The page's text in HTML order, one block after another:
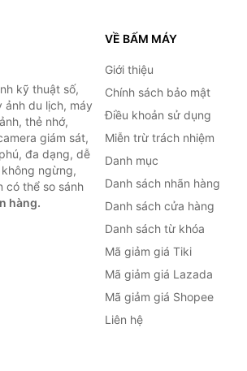
kỹ thuật số,
ảnh du lịch, máy
thẻ nhớ,
giám sát,
đa dạng, dễ
ngừng,
có thể so sánh
hàng.
VỀ BẤM MÁY
Giới thiệu
Chính sách bảo mật
Điều khoản sử dụng
Miễn trừ trách nhiệm
Danh mục
Danh sách nhãn hàng
Danh sách cửa hàng
Danh sách từ khóa
Mã giảm giá Tiki
Mã giảm giá Lazada
Mã giảm giá Shopee
Liên hệ